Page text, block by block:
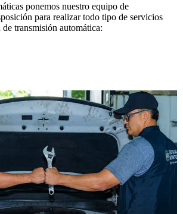
ponemos nuestro equipo de
para realizar todo tipo de servicios
transmisión automática: